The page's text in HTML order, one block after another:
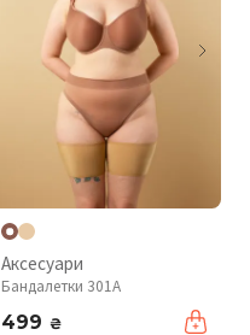
Аксесуари
Бандалетки 301A
499 ₴